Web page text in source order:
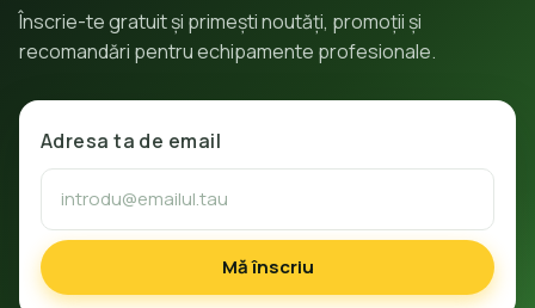
Înscrie-te gratuit și primești noutăți, promoții și
recomandări pentru echipamente profesionale.
Adresa ta de email
Mă înscriu